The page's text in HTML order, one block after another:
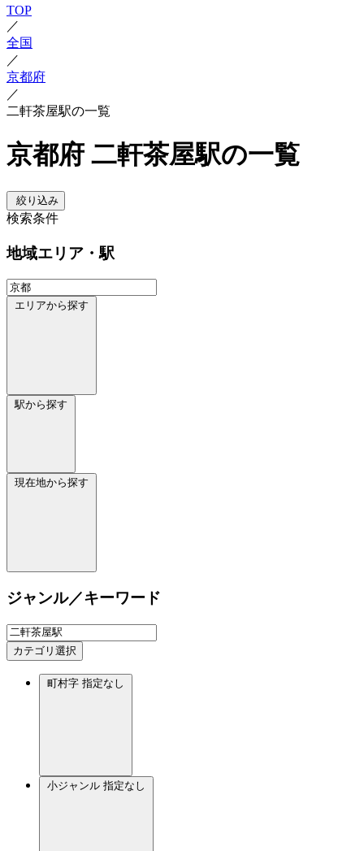
TOP
／
全国
／
京都府
／
二軒茶屋駅の一覧
京都府 二軒茶屋駅の一覧
絞り込み
検索条件
地域エリア・駅
エリアから探す
駅から探す
現在地から探す
ジャンル／キーワード
カテゴリ選択
町村字 指定なし
小ジャンル 指定なし